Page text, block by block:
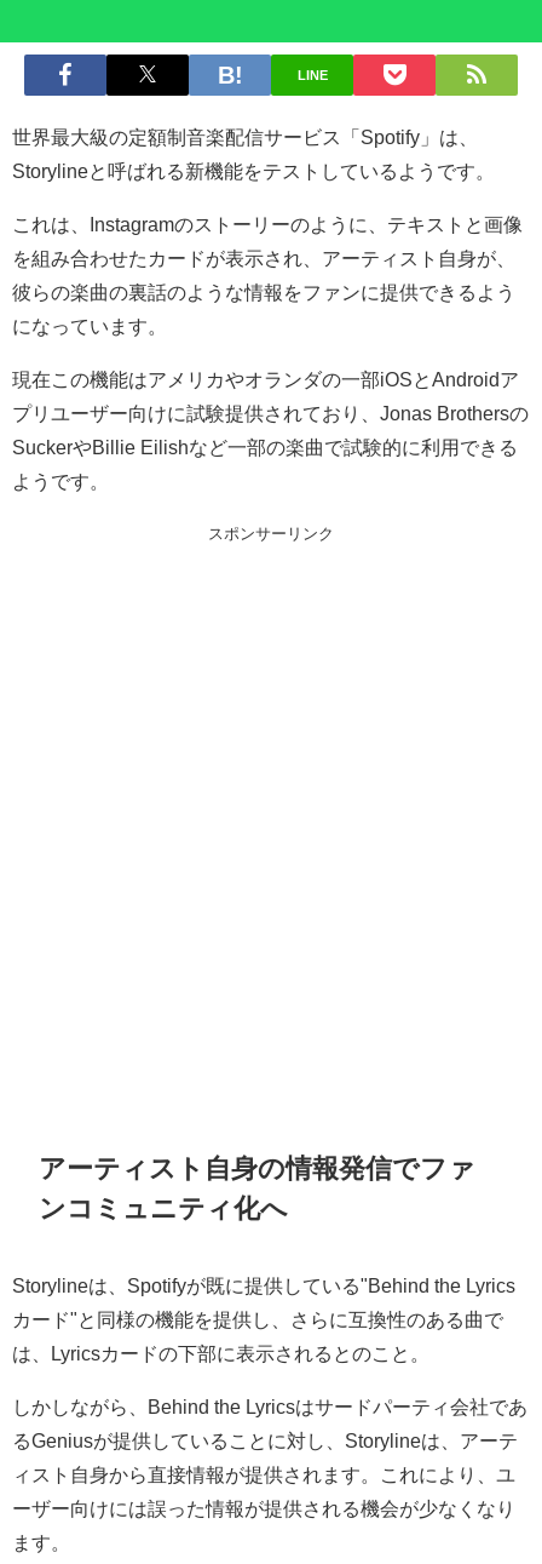
LINE
世界最大級の定額制音楽配信サービス「Spotify」は、
Storylineと呼ばれる新機能をテストしているようです。
これは、Instagramのストーリーのように、テキストと画像
を組み合わせたカードが表示され、アーティスト自身が、
彼らの楽曲の裏話のような情報をファンに提供できるよう
になっています。
現在この機能はアメリカやオランダの一部iOSとAndroidア
プリユーザー向けに試験提供されており、Jonas Brothersの
SuckerやBillie Eilishなど一部の楽曲で試験的に利用できる
ようです。
スポンサーリンク
アーティスト自身の情報発信でファ
ンコミュニティ化へ
Storylineは、Spotifyが既に提供している"Behind the Lyrics
カード"と同様の機能を提供し、さらに互換性のある曲で
は、Lyricsカードの下部に表示されるとのこと。
しかしながら、Behind the Lyricsはサードパーティ会社であ
るGeniusが提供していることに対し、Storylineは、アーテ
ィスト自身から直接情報が提供されます。これにより、ユ
ーザー向けには誤った情報が提供される機会が少なくなり
ます。